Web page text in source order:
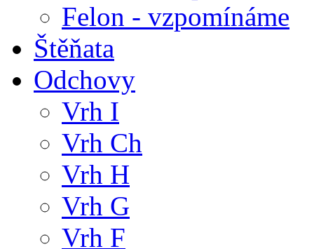
Felon - vzpomínáme
Štěňata
Odchovy
Vrh I
Vrh Ch
Vrh H
Vrh G
Vrh F